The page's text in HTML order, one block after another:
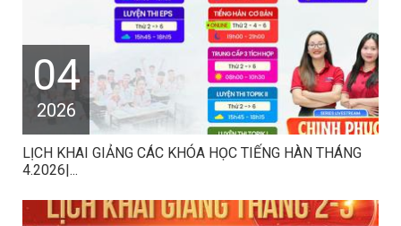
04
2026
LỊCH KHAI GIẢNG CÁC KHÓA HỌC TIẾNG HÀN THÁNG
4.2026|...